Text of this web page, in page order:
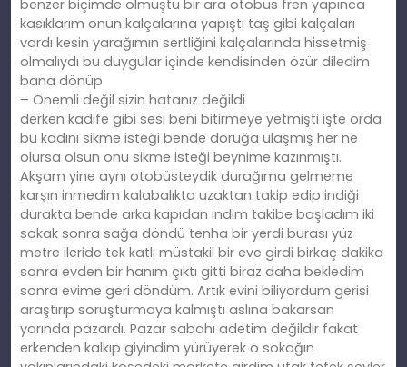
benzer biçimde olmuştu bir ara otobüs fren yapınca
kasıklarım onun kalçalarına yapıştı taş gibi kalçaları
vardı kesin yarağımın sertliğini kalçalarında hissetmiş
olmalıydı bu duygular içinde kendisinden özür diledim
bana dönüp
– Önemli değil sizin hatanız değildi
derken kadife gibi sesi beni bitirmeye yetmişti işte orda
bu kadını sikme isteği bende doruğa ulaşmış her ne
olursa olsun onu sikme isteği beynime kazınmıştı.
Akşam yine aynı otobüsteydik durağıma gelmeme
karşın inmedim kalabalıkta uzaktan takip edip indiği
durakta bende arka kapıdan indim takibe başladım iki
sokak sonra sağa döndü tenha bir yerdi burası yüz
metre ileride tek katlı müstakil bir eve girdi birkaç dakika
sonra evden bir hanım çıktı gitti biraz daha bekledim
sonra evime geri döndüm. Artık evini biliyordum gerisi
araştırıp soruşturmaya kalmıştı aslına bakarsan
yarında pazardı. Pazar sabahı adetim değildir fakat
erkenden kalkıp giyindim yürüyerek o sokağın